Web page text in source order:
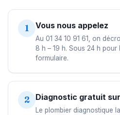
1 Vous nous appelez
Au 01 34 10 91 61, on
8 h – 19 h. Sous 24 h pour
formulaire.
2 Diagnostic gratuit
Le plombier diagnostique